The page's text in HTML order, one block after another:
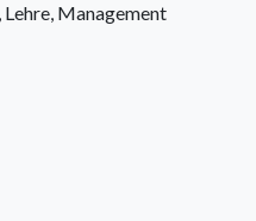
Management